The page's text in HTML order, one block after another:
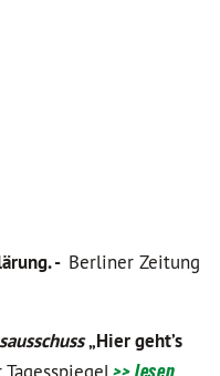
- Berliner Zeitung
„Hier geht’s
>> lesen